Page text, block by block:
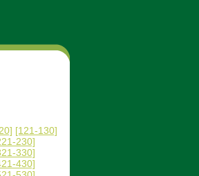
[121-130]
230]
330]
430]